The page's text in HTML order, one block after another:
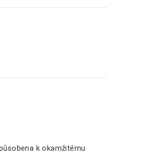
k okamžitému